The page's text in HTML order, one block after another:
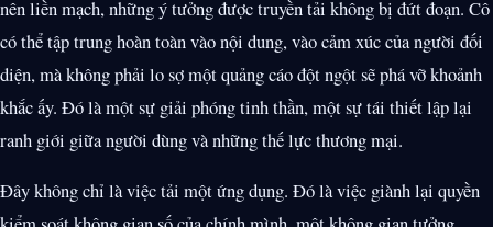
nên liền mạch, những ý tưởng được truyền tải không bị đứt đoạn. Cô
có thể tập trung hoàn toàn vào nội dung, vào cảm xúc của người đối
diện, mà không phải lo sợ một quảng cáo đột ngột sẽ phá vỡ khoảnh
khắc ấy. Đó là một sự giải phóng tinh thần, một sự tái thiết lập lại
ranh giới giữa người dùng và những thế lực thương mại.
Đây không chỉ là việc tải một ứng dụng. Đó là việc giành lại quyền